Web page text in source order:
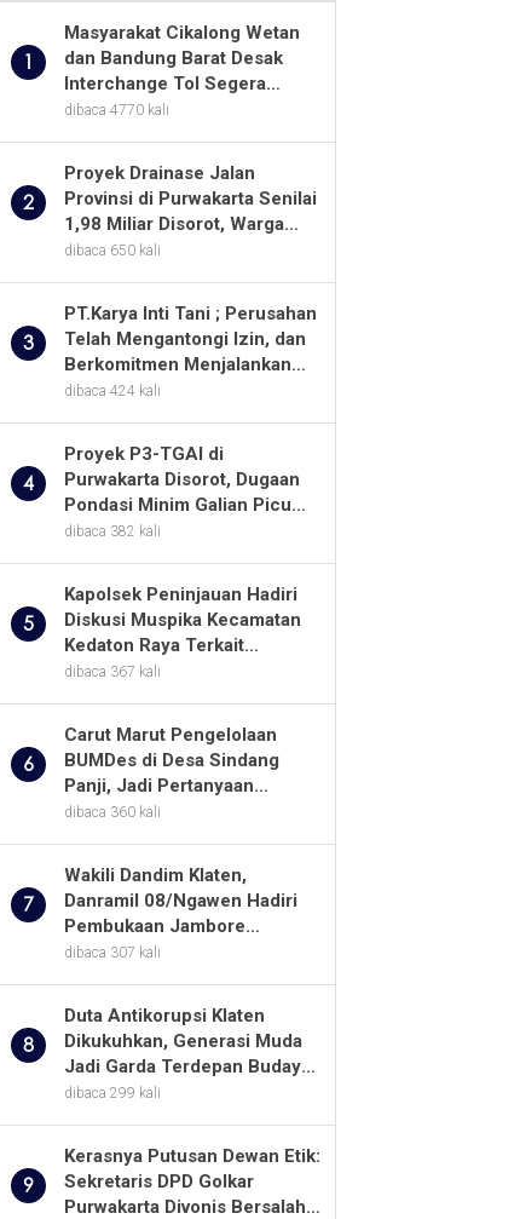
1
Masyarakat Cikalong Wetan
dan Bandung Barat Desak
Interchange Tol Segera
Dibuka
dibaca 4770 kali
2
Proyek Drainase Jalan
Provinsi di Purwakarta Senilai
1,98 Miliar Disorot, Warga
Minta Kualitas Pekerjaan
dibaca 650 kali
3
PT.Karya Inti Tani ; Perusahan
Telah Mengantongi Izin, dan
Berkomitmen Menjalankan
Aturan Yang Berlaku
dibaca 424 kali
4
Proyek P3-TGAI di
Purwakarta Disorot, Dugaan
Pondasi Minim Galian Picu
Pertanyaan Besar soal
dibaca 382 kali
5
Kapolsek Peninjauan Hadiri
Diskusi Muspika Kecamatan
Kedaton Raya Terkait
Sengketa Lahan Kelompok
dibaca 367 kali
6
Carut Marut Pengelolaan
BUMDes di Desa Sindang
Panji, Jadi Pertanyaan
Masyarakat
dibaca 360 kali
7
Wakili Dandim Klaten,
Danramil 08/Ngawen Hadiri
Pembukaan Jambore
Pramuka MTs Se-Jawa
dibaca 307 kali
8
Duta Antikorupsi Klaten
Dikukuhkan, Generasi Muda
Jadi Garda Terdepan Budaya
Integritas
dibaca 299 kali
9
Kerasnya Putusan Dewan Etik:
Sekretaris DPD Golkar
Purwakarta Divonis Bersalah,